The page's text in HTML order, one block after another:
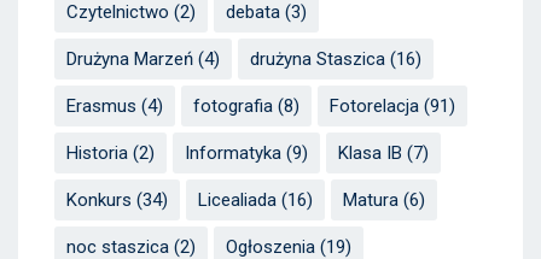
Czytelnictwo (2) debata (3)
Drużyna Marzeń (4) drużyna Staszica (16)
Erasmus (4) fotografia (8) Fotorelacja (91)
Historia (2) Informatyka (9) Klasa IB (7)
Konkurs (34) Licealiada (16) Matura (6)
noc staszica (2) Ogłoszenia (19)